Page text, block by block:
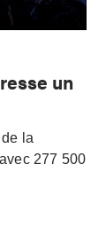
un
la
277 500